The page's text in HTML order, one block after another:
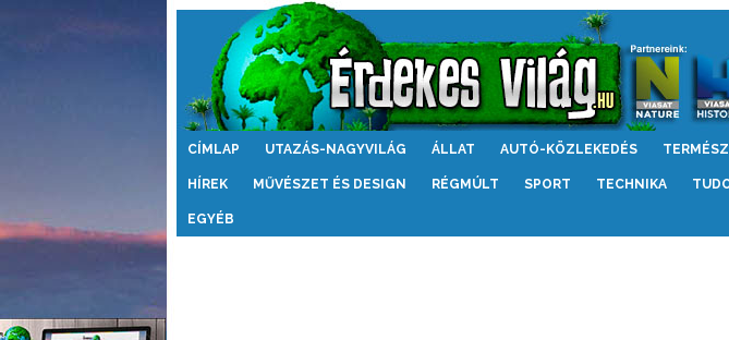
Érdekes
CÍMLAP UTAZÁS-NAGYVILÁG ÁLLAT AUTÓ-KÖZLEKEDÉS
HÍREK MŰVÉSZET ÉS DESIGN RÉGMÚLT SPORT TECHNIKA
EGYÉB